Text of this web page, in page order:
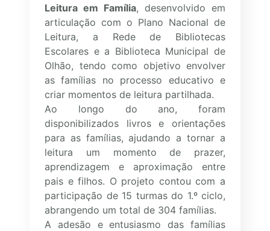
Leitura em Família, desenvolvido em
articulação com o Plano Nacional de
Leitura, a Rede de Bibliotecas
Escolares e a Biblioteca Municipal de
Olhão, tendo como objetivo envolver
as famílias no processo educativo e
criar momentos de leitura partilhada.
Ao longo do ano, foram
disponibilizados livros e orientações
para as famílias, ajudando a tornar a
leitura um momento de prazer,
aprendizagem e aproximação entre
pais e filhos. O projeto contou com a
participação de 15 turmas do 1.º ciclo,
abrangendo um total de 304 famílias.
A adesão e entusiasmo das famílias